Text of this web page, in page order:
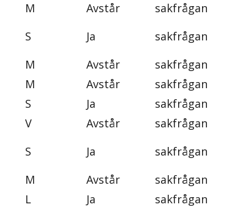
M Avstår sakfrågan
S Ja sakfrågan
M Avstår sakfrågan
M Avstår sakfrågan
S Ja sakfrågan
V Avstår sakfrågan
S Ja sakfrågan
M Avstår sakfrågan
L Ja sakfrågan